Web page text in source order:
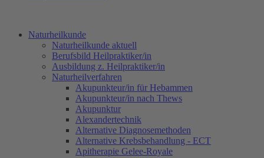
Naturheilkunde
Naturheilkunde aktuell
Berufsbild Heilpraktiker/in
Ausbildung z. Heilpraktiker/in
Naturheilverfahren
Akupunkteur/in für Hebammen
Akupunkteur/in nach Thews
Akupunktur
Alexandertechnik
Alternative Diagnosemethoden
Alternative Krebsbehandlung - ECT
Apitherapie Gelee-Royale